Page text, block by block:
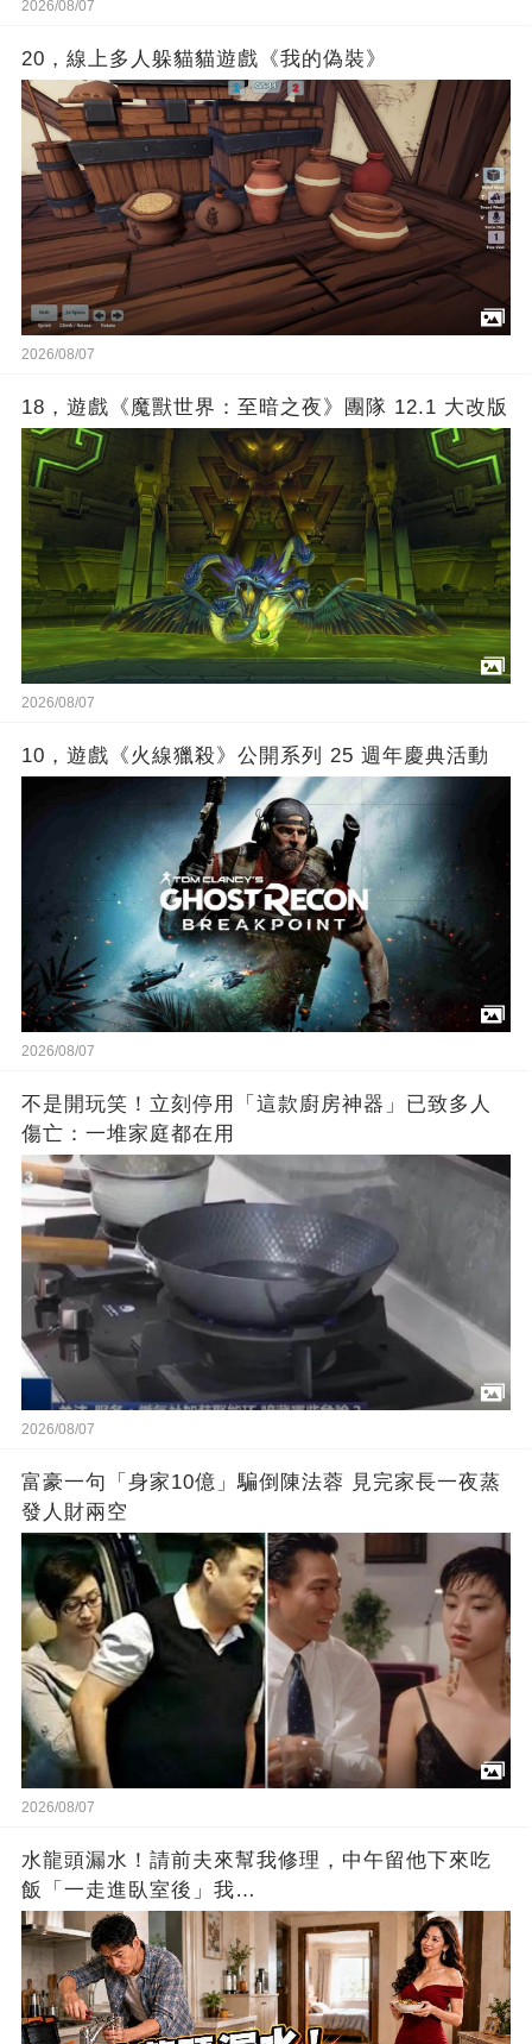
2026/08/07
20，線上多人躲貓貓遊戲《我的偽裝》
2026/08/07
18，遊戲《魔獸世界：至暗之夜》團隊 12.1 大改版
2026/08/07
10，遊戲《火線獵殺》公開系列 25 週年慶典活動
2026/08/07
不是開玩笑！立刻停用「這款廚房神器」已致多人
傷亡：一堆家庭都在用
2026/08/07
富豪一句「身家10億」騙倒陳法蓉 見完家長一夜蒸
發人財兩空
2026/08/07
水龍頭漏水！請前夫來幫我修理，中午留他下來吃
飯「一走進臥室後」我…